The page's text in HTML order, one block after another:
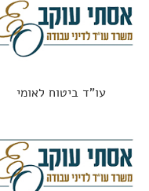
עו"ד ביטוח לאומי